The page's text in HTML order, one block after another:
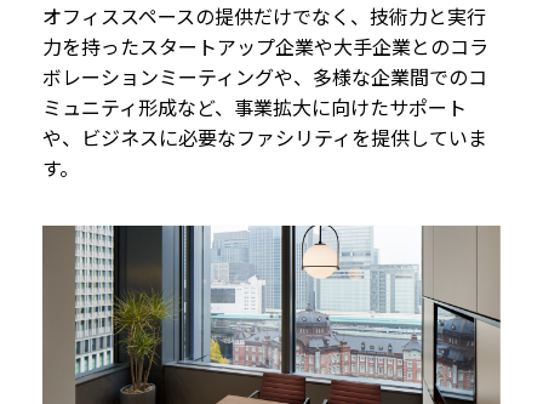
オフィススペースの提供だけでなく、技術力と実行
力を持ったスタートアップ企業や大手企業とのコラ
ボレーションミーティングや、多様な企業間でのコ
ミュニティ形成など、事業拡大に向けたサポート
や、ビジネスに必要なファシリティを提供していま
す。